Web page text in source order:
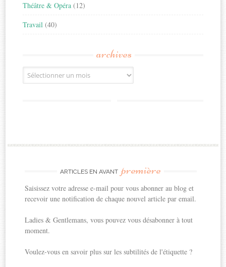
Théâtre & Opéra (12)
Travail (40)
archives
Archives
ARTICLES EN AVANT première
Saisissez votre adresse e-mail pour vous abonner au blog et
recevoir une notification de chaque nouvel article par email.
Ladies & Gentlemans, vous pouvez vous désabonner à tout
moment.
Voulez-vous en savoir plus sur les subtilités de l'étiquette ?